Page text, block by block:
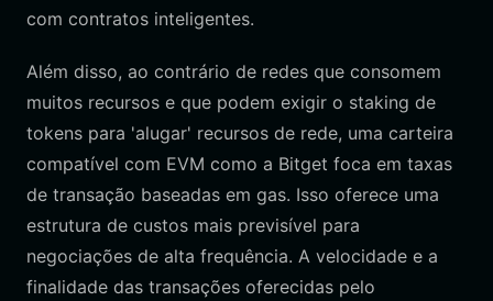
com contratos inteligentes.
Além disso, ao contrário de redes que consomem
muitos recursos e que podem exigir o staking de
tokens para 'alugar' recursos de rede, uma carteira
compatível com EVM como a Bitget foca em taxas
de transação baseadas em gas. Isso oferece uma
estrutura de custos mais previsível para
negociações de alta frequência. A velocidade e a
finalidade das transações oferecidas pelo